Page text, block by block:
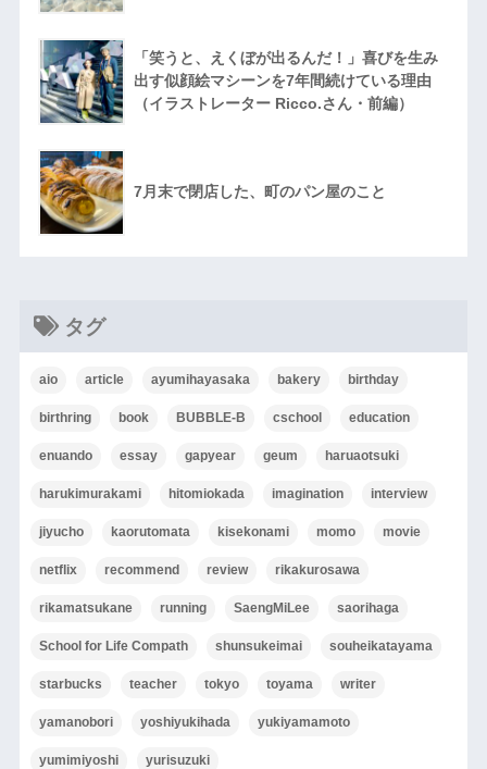
「笑うと、えくぼが出るんだ！」喜びを生み
出す似顔絵マシーンを7年間続けている理由
（イラストレーター Ricco.さん・前編）
7月末で閉店した、町のパン屋のこと
タグ
aio article ayumihayasaka bakery birthday
birthring book BUBBLE-B cschool education
enuando essay gapyear geum haruaotsuki
harukimurakami hitomiokada imagination interview
jiyucho kaorutomata kisekonami momo movie
netflix recommend review rikakurosawa
rikamatsukane running SaengMiLee saorihaga
School for Life Compath shunsukeimai souheikatayama
starbucks teacher tokyo toyama writer
yamanobori yoshiyukihada yukiyamamoto
yumimiyoshi yurisuzuki